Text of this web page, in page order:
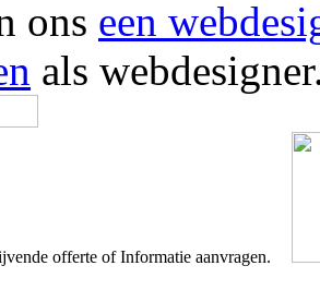
ons een
als
offerte of Informatie aanvragen.